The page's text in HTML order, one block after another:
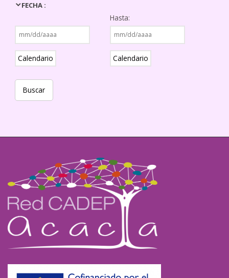
FECHA :
Calendario
Hasta:
Calendario
Buscar